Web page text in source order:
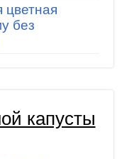
без
капусты